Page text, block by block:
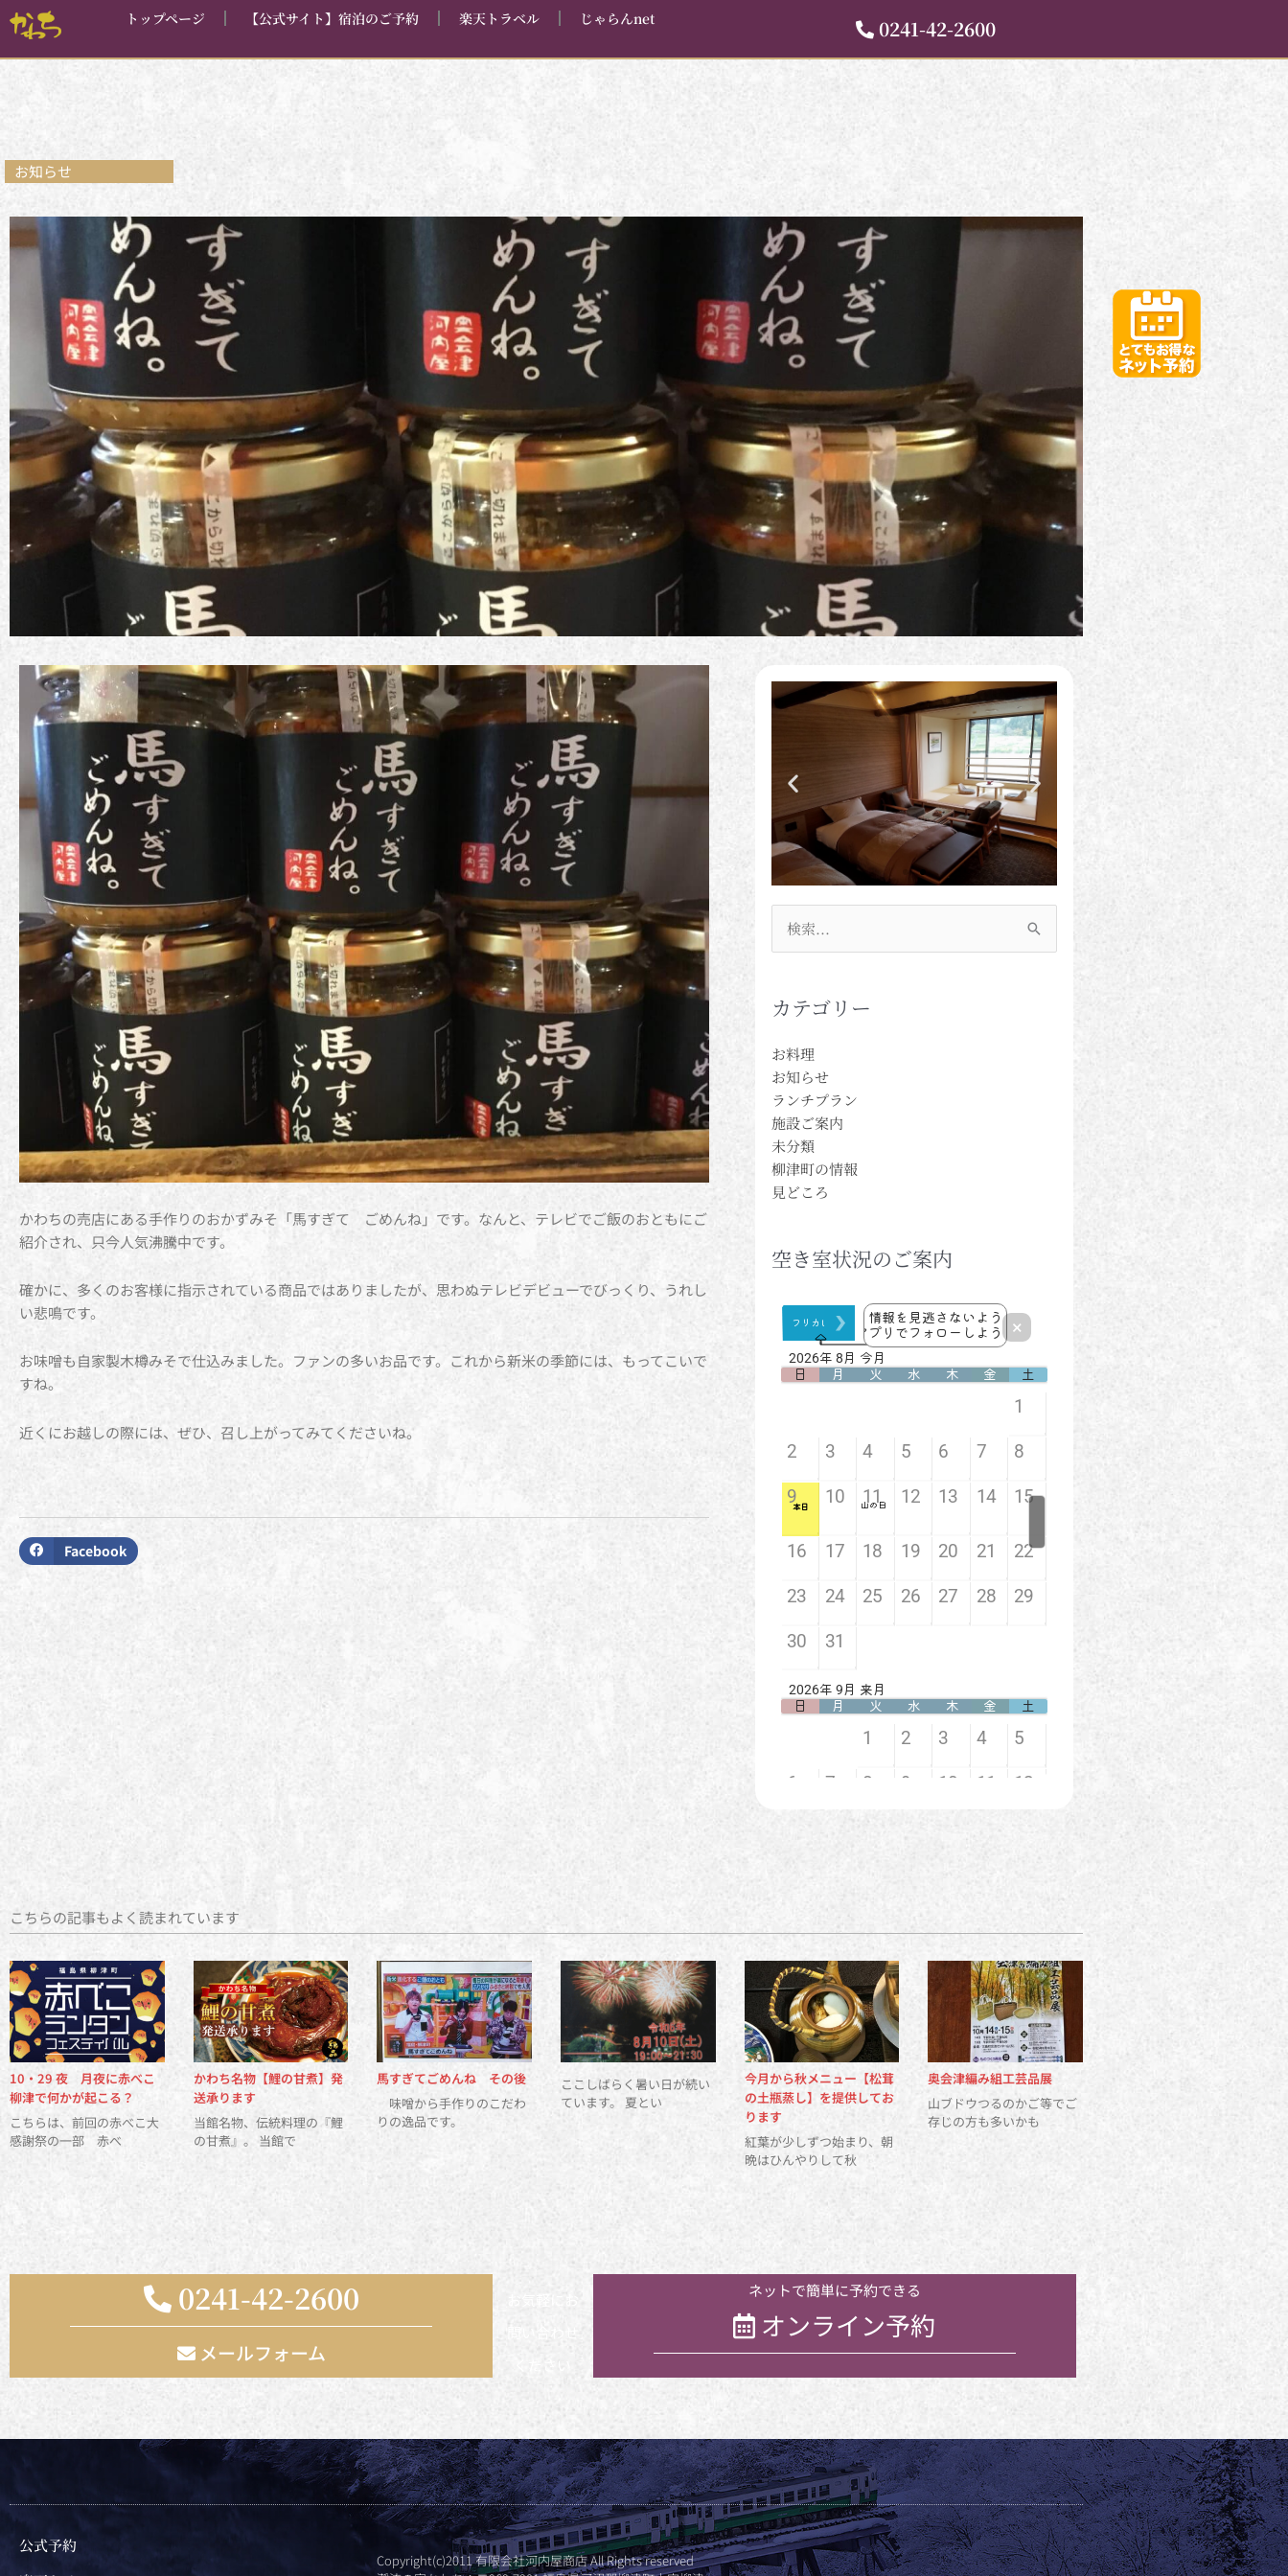
を
トップページ 【公式サイト】宿泊のご予約 楽天トラベル じゃらんnet 0241-42-2600
お知らせ
かわちの売店にある手作りのおかずみそ「馬すぎて ごめんね」です。なんと、テレビでご飯のおともにご
紹介され、只今人気沸騰中です。
確かに、多くのお客様に指示されている商品ではありましたが、思わぬテレビデビューでびっくり、うれし
い悲鳴です。
お味噌も自家製木樽みそで仕込みました。ファンの多いお品です。これから新米の季節には、もってこいで
すね。
近くにお越しの際には、ぜひ、召し上がってみてくださいね。
Facebook
索
象:
カテゴリー
お料理
お知らせ
ランチプラン
施設ご案内
未分類
柳津町の情報
見どころ
空き室状況のご案内
こちらの記事もよく読まれています
10・29 夜 月夜に赤べこ
柳津で何かが起こる？
こちらは、前回の赤べこ大
感謝祭の一部 赤べ
かわち名物【鯉の甘煮】発
送承ります
当館名物、伝統料理の『鯉
の甘煮』。 当館で
馬すぎてごめんね その後
味噌から手作りのこだわ
りの逸品です。
ここしばらく暑い日が続い
ています。 夏とい
今月から秋メニュー【松茸
の土瓶蒸し】を提供してお
ります
紅葉が少しずつ始まり、朝
晩はひんやりして秋
奥会津編み組工芸品展
山ブドウつるのかご等でご
存じの方も多いかも
0241-42-2600
メールフォーム
お気軽にお
問い合わせ
ネットで簡単に予約できる
オンライン予約
公式予約
Copyright(c)2011 有限会社河内屋商店 All Rights reserved